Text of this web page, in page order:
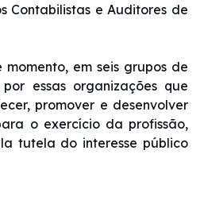
Contabilistas e Auditores de
momento, em seis grupos de
essas organizações que
promover e desenvolver
o exercício da profissão,
tutela do interesse público